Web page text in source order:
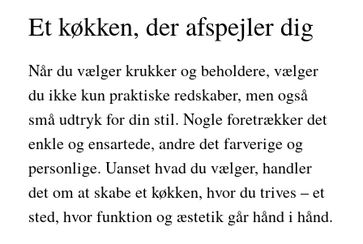
Et køkken, der afspejler dig
Når du vælger krukker og beholdere, vælger
du ikke kun praktiske redskaber, men også
små udtryk for din stil. Nogle foretrækker det
enkle og ensartede, andre det farverige og
personlige. Uanset hvad du vælger, handler
det om at skabe et køkken, hvor du trives – et
sted, hvor funktion og æstetik går hånd i hånd.